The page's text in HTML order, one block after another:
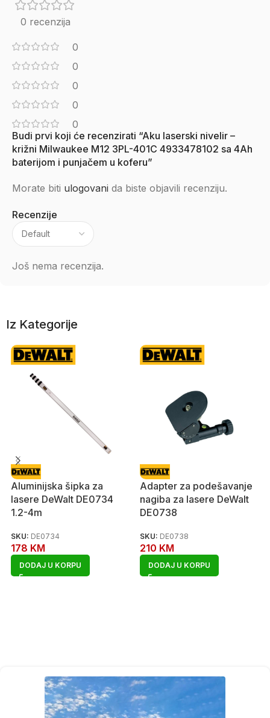
0 recenzija
0
0
0
0
0
Recenzije
Još nema recenzija.
Budi prvi koji će recenzirati “Aku laserski nivelir –
križni Milwaukee M12 3PL-401C 4933478102 sa 4Ah
baterijom i punjačem u koferu”
Morate biti ulogovani da biste objavili recenziju.
Iz Kategorije
Aluminijska šipka za
lasere DeWalt DE0734
1.2-4m
SKU: DE0734
178 KM
DODAJ U KORPU
Adapter za podešavanje
nagiba za lasere DeWalt
DE0738
SKU: DE0738
210 KM
DODAJ U KORPU